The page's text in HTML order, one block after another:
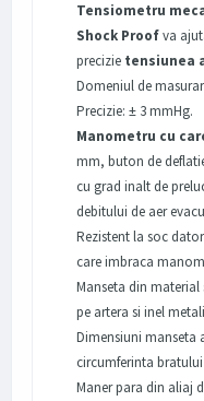
Tensiometru
Shock Proofva
precizie tensiunea
Domeniul de
Precizie: ± 3 mmHg.
Manometru cu
mm, buton de
cu grad inalt de
debitului de aer
Rezistent la soc
care imbraca
Manseta din
pe artera si inel
Dimensiuni manseta
circumferinta bratului
Maner para din aliaj